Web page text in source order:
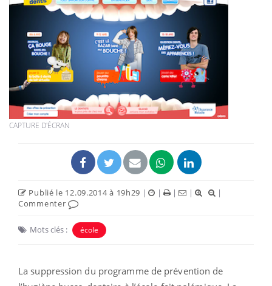
CAPTURE D'ÉCRAN
Publié le 12.09.2014 à 19h29 | | | |
|
Commenter
Mots clés : école
La suppression du programme de prévention de